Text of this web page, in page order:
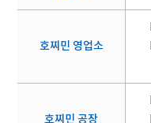
호찌민 영업소
호찌민 공장